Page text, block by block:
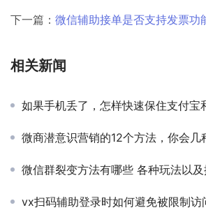
下一篇： 微信辅助接单是否支持发票功
相关新闻
如果手机丢了，怎样快速保住支付宝
微商潜意识营销的12个方法，你会几
微信群裂变方法有哪些 各种玩法以
vx扫码辅助登录时如何避免被限制访